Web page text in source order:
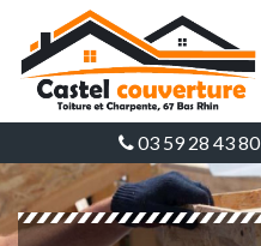
03 59 28 43 80